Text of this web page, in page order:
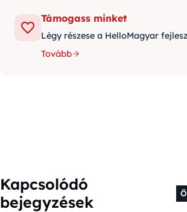
Támogass minket
Légy részese a HelloMagyar
Tovább
Kapcsolódó
bejegyzések